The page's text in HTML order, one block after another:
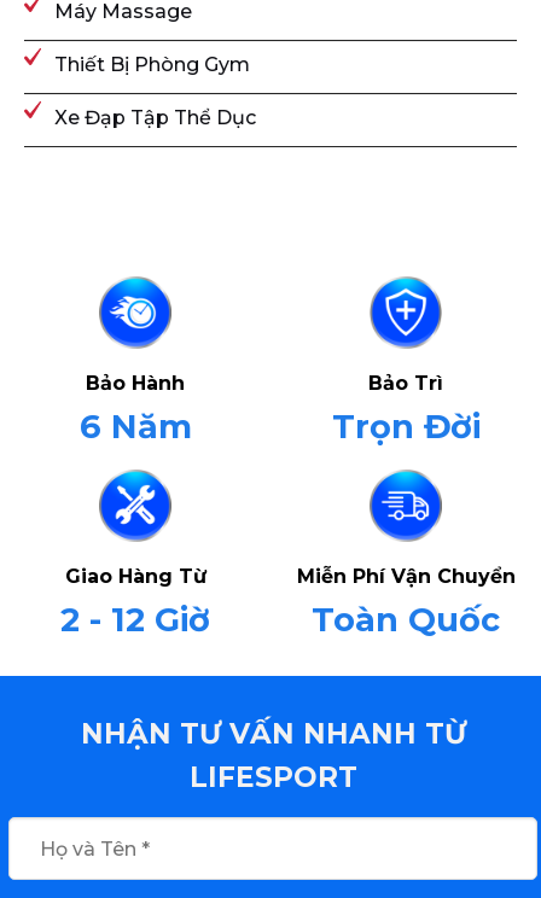
Máy Massage
Thiết Bị Phòng Gym
Xe Đạp Tập Thể Dục
Bảo Hành
6 Năm
Bảo Trì
Trọn Đời
Giao Hàng Từ
2 - 12 Giờ
Miễn Phí Vận Chuyển
Toàn Quốc
NHẬN TƯ VẤN NHANH TỪ
LIFESPORT